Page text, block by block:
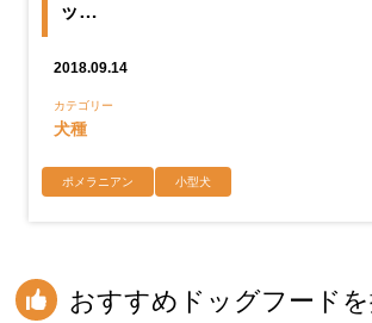
ッ…
2018.09.14
カテゴリー
犬種
ポメラニアン 小型犬
おすすめドッグフード